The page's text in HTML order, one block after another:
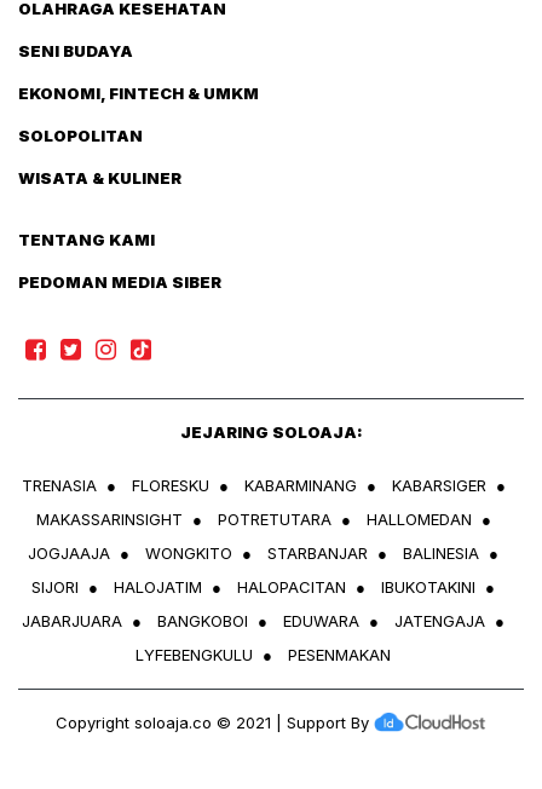
OLAHRAGA KESEHATAN
SENI BUDAYA
EKONOMI, FINTECH & UMKM
SOLOPOLITAN
WISATA & KULINER
TENTANG KAMI
PEDOMAN MEDIA SIBER
JEJARING SOLOAJA:
TRENASIA ● FLORESKU ● KABARMINANG ● KABARSIGER
●
MAKASSARINSIGHT
● POTRETUTARA ● HALLOMEDAN
●
JOGJAAJA ● WONGKITO ● STARBANJAR ● BALINESIA ●
SIJORI
● HALOJATIM ● HALOPACITAN ● IBUKOTAKINI
●
JABARJUARA ● BANGKOBOI ● EDUWARA ● JATENGAJA ●
LYFEBENGKULU
● PESENMAKAN
Copyright soloaja.co © 2021 | Support By